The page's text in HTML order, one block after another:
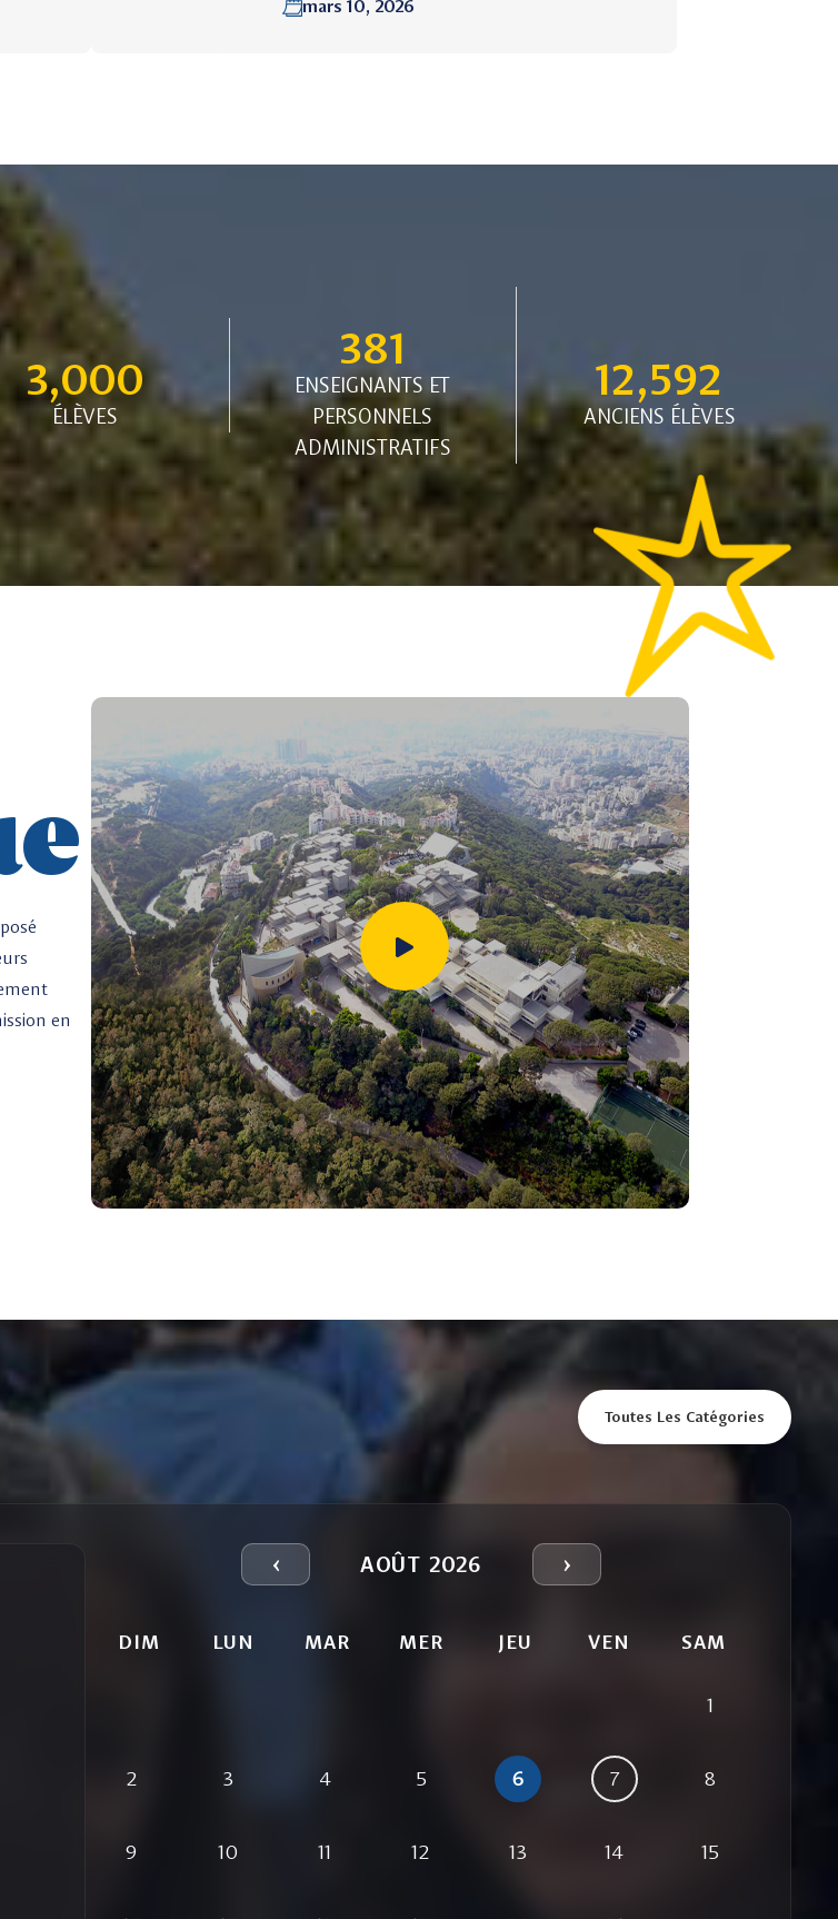
mars 10, 2026
ÉLÈVES
3,000
ENSEIGNANTS ET
PERSONNELS
ADMINISTRATIFS
381
ANCIENS ÉLÈVES
12,592
en
Toutes Les Catégories
‹ AOÛT 2026 ›
DIM LUN MAR MER JEU VEN SAM
1
2 3 4 5 6 7 8
9 10 11 12 13 14 15